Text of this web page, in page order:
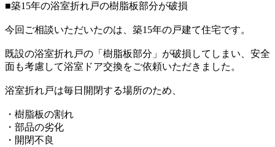
■築15年の浴室折れ戸の樹脂板部分が破損
今回ご相談いただいたのは、築15年の戸建て住宅です。
既設の浴室折れ戸の「樹脂板部分」が破損してしまい、安全
面も考慮して浴室ドア交換をご依頼いただきました。
浴室折れ戸は毎日開閉する場所のため、
・樹脂板の割れ
・部品の劣化
・開閉不良